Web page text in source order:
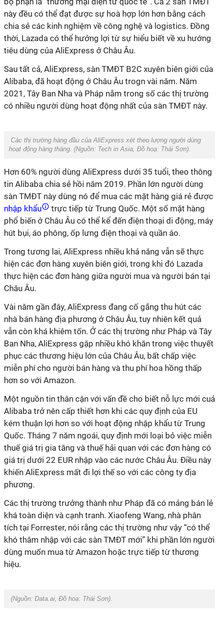
này đều có thể đạt được sự hoà hợp lớn hơn bằng cách
chia sẻ các kinh nghiệm về công nghệ và logistics. Đồng
thời, Lazada có thể hưởng lợi từ sự hiểu biết về xu hướng
tiêu dùng của AliExpress ở Châu Âu.
Sau tất cả, AliExpress, sàn TMĐT B2C xuyên biên giới của
Alibaba, đã hoạt động ở Châu Âu trogn vài năm. Năm
2021, Tây Ban Nha và Pháp nằm trong số các thị trường
có nhiều người dùng hoạt động nhất của sàn TMĐT này.
Các thị trường hàng đầu của AliExpress xét theo lượng người dùng
hoạt động hàng tháng. (Nguồn: Tech in Asia, Đồ hoạ: Thái Sơn).
Hơn 60% người dùng AliExpress dưới 35 tuổi, theo thông
tin Alibaba chia sẻ hồi năm 2019. Phần lớn người dùng
sàn TMĐT này dùng nó để mua các mặt hàng giá rẻ được
nhập khẩu
trực tiếp từ Trung Quốc. Một số mặt hàng
phổ biến ở Châu Âu có thể kể đến điện thoại di động, máy
hút bụi, áo phông, ốp lưng điện thoại và quần áo.
Trong tương lai, AliExpress nhiều khả năng vẫn sẽ thực
hiện các đơn hàng xuyên biên giới, trong khi đó Lazada
thực hiện các đơn hàng giữa người mua và người bán tại
Châu Âu.
Vài năm gần đây, AliExpress đang cố gắng thu hút các
nhà bán hàng địa phương ở Châu Âu, tuy nhiên kết quả
vẫn còn khá khiêm tốn. Ở các thị trường như Pháp và Tây
Ban Nha, AliExpress gặp nhiều khó khăn trong việc thuyết
phục các thương hiệu lớn của Châu Âu, bất chấp việc
miễn phí cho người bán hàng và thu phí hoa hồng thấp
hơn so với Amazon.
Một nguồn tin thân cận với vấn đề cho biết nỗ lực mới cuả
Alibaba trở nên cấp thiết hơn khi các quy định của EU
kém thuận lợi hơn so với hoạt động nhập khẩu từ Trung
Quốc. Tháng 7 năm ngoái, quy định mới loại bỏ việc miễn
thuế giá trị gia tăng và thuế hải quan với các đơn hàng có
giá trị dưới 22 EUR nhập vào các nước Châu Âu. Điều này
khiến AliExpress mất đi lợi thế so với các công ty địa
phương.
Các thị trường trưởng thành như Pháp đã có mảng bán lẻ
khá toàn diện và cạnh tranh. Xiaofeng Wang, nhà phân
tích tại Forrester, nói rằng các thị trường như vậy “có thể
khó thâm nhập với các sàn TMĐT mới” khi phần lớn người
dùng muốn mua từ Amazon hoặc trực tiếp từ thương
hiệu.
(Nguồn: Data.ai, Đồ hoạ: Thái Sơn).